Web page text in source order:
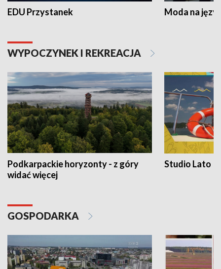
EDU Przystanek Moda na
WYPOCZYNEK I REKREACJA
Podkarpackie horyzonty - z góry
widać więcej
Studio Lato
GOSPODARKA